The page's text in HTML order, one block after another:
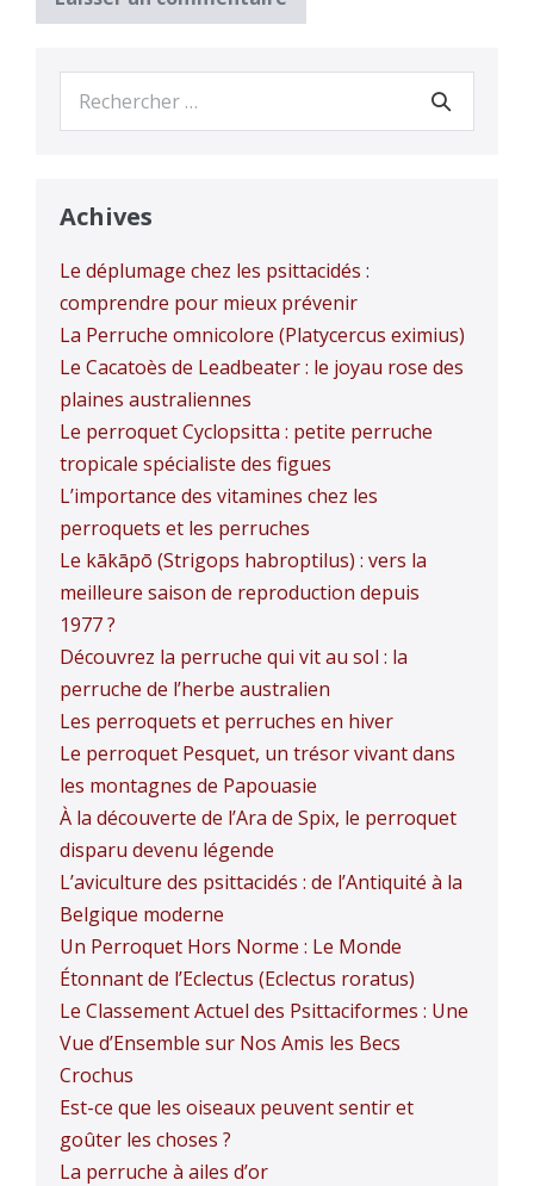
pour :
Achives
Le déplumage chez les psittacidés :
comprendre pour mieux prévenir
La Perruche omnicolore (Platycercus eximius)
Le Cacatoès de Leadbeater : le joyau rose des
plaines australiennes
Le perroquet Cyclopsitta : petite perruche
tropicale spécialiste des figues
L’importance des vitamines chez les
perroquets et les perruches
Le kākāpō (Strigops habroptilus) : vers la
meilleure saison de reproduction depuis
1977 ?
Découvrez la perruche qui vit au sol : la
perruche de l’herbe australien
Les perroquets et perruches en hiver
Le perroquet Pesquet, un trésor vivant dans
les montagnes de Papouasie
À la découverte de l’Ara de Spix, le perroquet
disparu devenu légende
L’aviculture des psittacidés : de l’Antiquité à la
Belgique moderne
Un Perroquet Hors Norme : Le Monde
Étonnant de l’Eclectus (Eclectus roratus)
Le Classement Actuel des Psittaciformes : Une
Vue d’Ensemble sur Nos Amis les Becs
Crochus
Est-ce que les oiseaux peuvent sentir et
goûter les choses ?
La perruche à ailes d’or